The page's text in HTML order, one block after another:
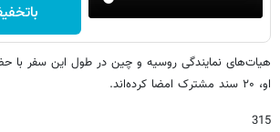
هیات‌های نمایندگی روسیه و چین در طول این سفر با
او، ۲۰ سند مشترک امضا کرده‌اند.
315